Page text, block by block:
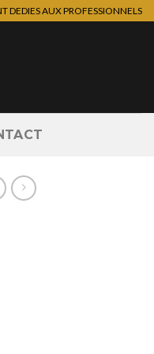
DEDIES AUX PROFESSIONNELS